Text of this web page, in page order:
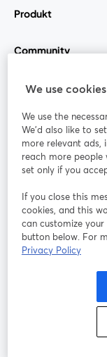
Produkt
Community
StreamYard für
Mitmachen
Webinar
Cookie-
We use cookies
We use the
We'd also like to
more relevant ads,
reach more people
set only if you
If you close this
cookies, and this
can customize
button below. For
Privacy Policy